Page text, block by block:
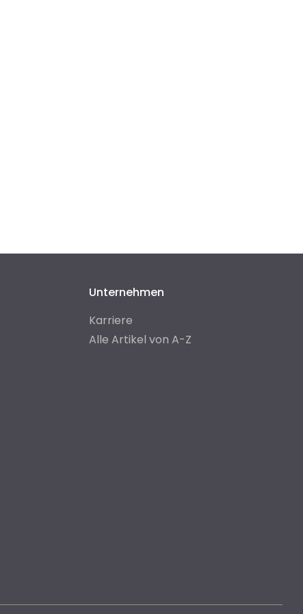
Unternehmen
Karriere
Alle Artikel von A-Z